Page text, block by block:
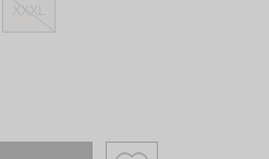
XXXL